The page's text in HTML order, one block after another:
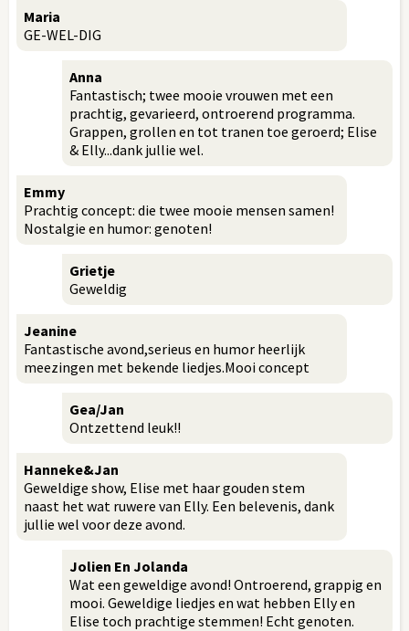
Maria
GE-WEL-DIG
Anna
Fantastisch; twee mooie vrouwen met een
prachtig, gevarieerd, ontroerend programma.
Grappen, grollen en tot tranen toe geroerd; Elise
& Elly...dank jullie wel.
Emmy
Prachtig concept: die twee mooie mensen samen!
Nostalgie en humor: genoten!
Grietje
Geweldig
Jeanine
Fantastische avond,serieus en humor heerlijk
meezingen met bekende liedjes.Mooi concept
Gea/Jan
Ontzettend leuk!!
Hanneke&Jan
Geweldige show, Elise met haar gouden stem
naast het wat ruwere van Elly. Een belevenis, dank
jullie wel voor deze avond.
Jolien En Jolanda
Wat een geweldige avond! Ontroerend, grappig en
mooi. Geweldige liedjes en wat hebben Elly en
Elise toch prachtige stemmen! Echt genoten.